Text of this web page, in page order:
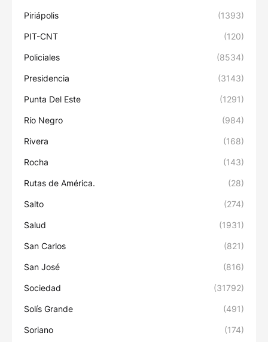
Piriápolis (1393)
PIT-CNT (120)
Policiales (8534)
Presidencia (3143)
Punta Del Este (1291)
Río Negro (984)
Rivera (168)
Rocha (143)
Rutas de América. (28)
Salto (274)
Salud (1931)
San Carlos (821)
San José (816)
Sociedad (31792)
Solís Grande (491)
Soriano (174)